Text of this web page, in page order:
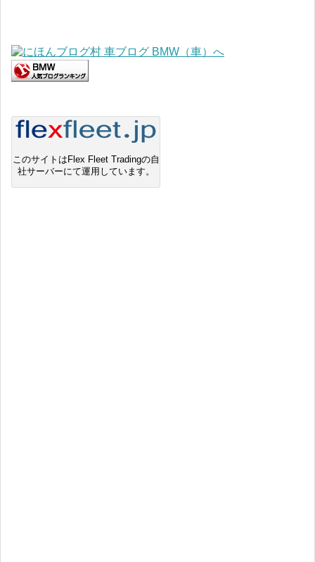
このサイトはFlex Fleet Tradingの自
社サーバーにて運用しています。